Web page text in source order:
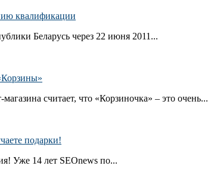
квалификации
Беларусь через 22 июня 2011...
считает, что «Корзиночка» – это очень...
подарки!
Уже 14 лет SEOnews по...